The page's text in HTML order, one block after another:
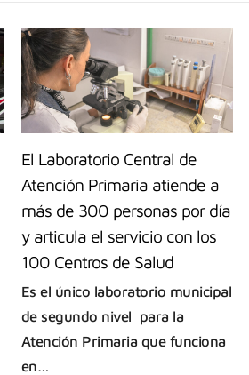
El Laboratorio Central de
Atención Primaria atiende a
más de 300 personas por día
y articula el servicio con los
100 Centros de Salud
Es el único laboratorio municipal
de segundo nivel para la
Atención Primaria que funciona
en…